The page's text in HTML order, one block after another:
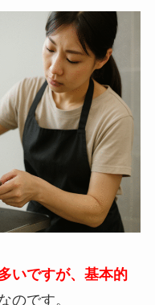
いですが、基本的
のです。